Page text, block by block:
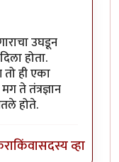
होताbyश्रीरंग_जोशी
उघडून
होता.
ही एका
ते तंत्रज्ञान
होते.
किंवासदस्य व्हा